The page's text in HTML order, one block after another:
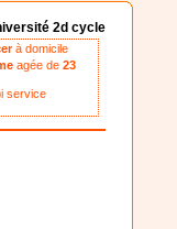
2d cycle
à domicile
agée de23
service